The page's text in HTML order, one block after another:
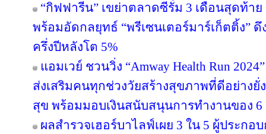
“กิฟฟารีน” เขย่าตลาดซีรั่ม 3 เดือนสุดท้า
พร้อมอัดกลยุทธ์ “พรีเซนเตอร์มาร์เก็ตติ้ง”
ครึ่งปีหลังโต 5%
แอมเวย์ ชวนวิ่ง “Amway Health Run
ส่งเสริมคนทุกช่วงวัยสร้างสุขภาพที่ดีอย่าง
สุข พร้อมมอบเงินสนับสนุนการทำงานของ
ผลสำรวจเฮอร์บาไลฟ์เผย 3 ใน 5 ผู้ประกอ